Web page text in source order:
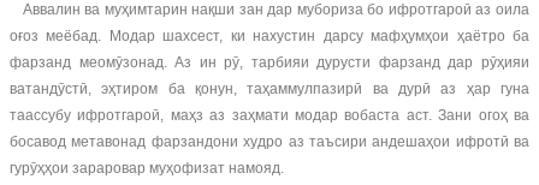
Аввалин ва муҳимтарин нақши зан дар мубориза бо ифротгароӣ аз оила
оғоз меёбад. Модар шахсест, ки нахустин дарсу мафҳумҳои ҳаётро ба
фарзанд меомӯзонад. Аз ин рӯ, тарбияи дурусти фарзанд дар рӯҳияи
ватандӯстӣ, эҳтиром ба қонун, таҳаммулпазирӣ ва дурӣ аз ҳар гуна
таассубу ифротгароӣ, маҳз аз заҳмати модар вобаста аст. Зани огоҳ ва
босавод метавонад фарзандони худро аз таъсири андешаҳои ифротӣ ва
гурӯҳҳои зараровар муҳофизат намояд.